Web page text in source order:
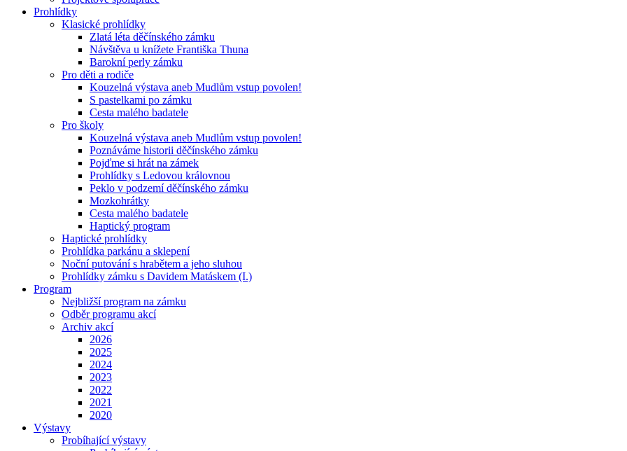
Prohlídky
Klasické prohlídky
Zlatá léta děčínského zámku
Návštěva u knížete Františka Thuna
Barokní perly zámku
Pro děti a rodiče
Kouzelná výstava aneb Mudlům vstup povolen!
S pastelkami po zámku
Cesta malého badatele
Pro školy
Kouzelná výstava aneb Mudlům vstup povolen!
Poznáváme historii děčínského zámku
Pojďme si hrát na zámek
Prohlídky s Ledovou královnou
Peklo v podzemí děčínského zámku
Mozkohrátky
Cesta malého badatele
Haptický program
Haptické prohlídky
Prohlídka parkánu a sklepení
Noční putování s hrabětem a jeho sluhou
Prohlídky zámku s Davidem Matáskem (I.)
Program
Nejbližší program na zámku
Odběr programu akcí
Archiv akcí
2026
2025
2024
2023
2022
2021
2020
Výstavy
Probíhající výstavy